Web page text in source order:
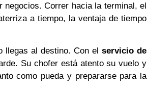
negocios. Correr hacia la terminal, el
a tiempo, la ventaja de tiempo
llegas al destino. Con el servicio de
Su chofer está atento su vuelo y
como pueda y prepararse para la